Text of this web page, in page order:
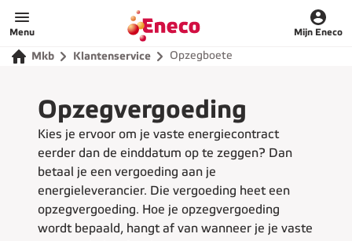
Menu Mijn Eneco
Mkb Klantenservice Opzegboete
Opzegvergoeding
Kies je ervoor om je vaste energiecontract
eerder dan de einddatum op te zeggen? Dan
betaal je een vergoeding aan je
energieleverancier. Die vergoeding heet een
opzegvergoeding. Hoe je opzegvergoeding
wordt bepaald, hangt af van wanneer je je vaste